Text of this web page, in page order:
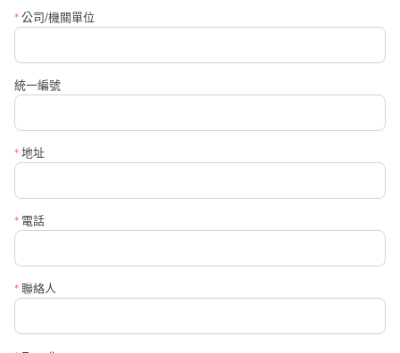
* 公司/機關單位
統一編號
* 地址
* 電話
* 聯絡人